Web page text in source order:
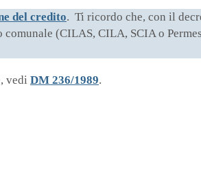
del credito. Ti ricordo che, con il
(CILAS, CILA, SCIA o
vedi DM 236/1989.